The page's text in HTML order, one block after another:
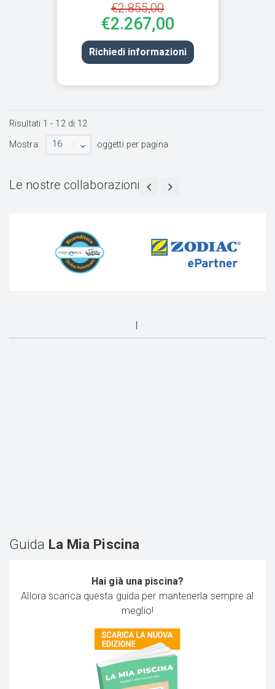
€2.855,00
€2.267,00
Richiedi informazioni
Risultati 1 - 12di 12
Mostra:
16 oggetti per pagina
Le nostre collaborazioni
Guida La Mia Piscina
Hai già una piscina?
Allora scarica questa guida per mantenerla sempre al
meglio!